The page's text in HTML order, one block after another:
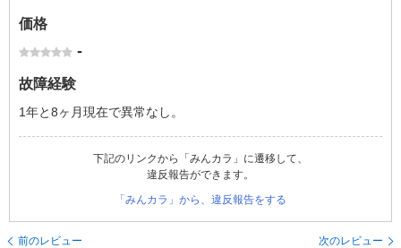
価格
-
故障経験
1年と8ヶ月現在で異常なし。
下記のリンクから「みんカラ」に遷移して、
違反報告ができます。
「みんカラ」から、違反報告をする
前のレビュー 次のレビュー